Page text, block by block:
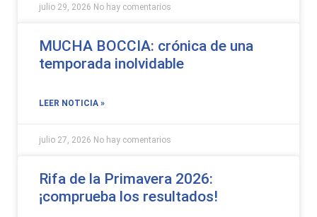
julio 29, 2026 No hay comentarios
MUCHA BOCCIA: crónica de una
temporada inolvidable
LEER NOTICIA »
julio 27, 2026 No hay comentarios
Rifa de la Primavera 2026:
¡comprueba los resultados!